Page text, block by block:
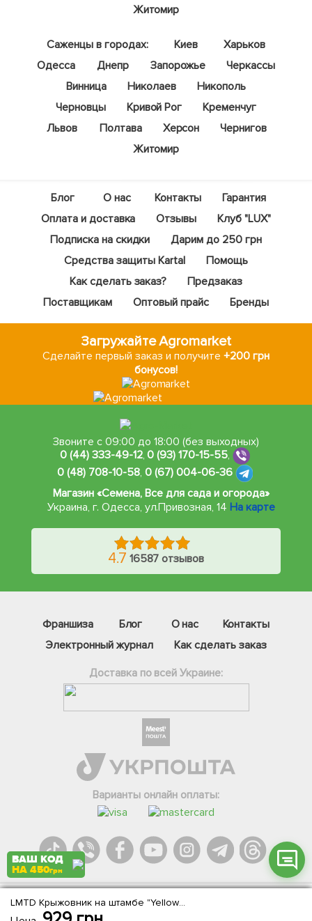
Житомир
Саженцы в городах: Киев
Харьков
Одесса
Днепр Запорожье
Черкассы
Винница
Николаев
Никополь
Черновцы
Кривой Рог
Кременчуг
Львов
Полтава Херсон
Чернигов
Житомир
Блог О нас Контакты
Гарантия
Оплата и доставка
Отзывы
Клуб "LUX"
Подписка на скидки
Дарим до 250 грн
Средства защиты Kartal
Помощь
Как сделать заказ?
Предзаказ
Поставщикам
Оптовый прайс Бренды
LMTD Крыжовник на штамбе "Yellow ball" вазон С2
Загружайте Agromarket
Сделайте первый заказ и получите +200 грн
бонусов!
Звоните с 09:00 до 18:00 (без выходных)
0 (44) 333-49-12,0 (93) 170-15-55,
0 (48) 708-10-58, 0 (67) 004-06-36
Магазин «Семена, Все для сада и огорода»
Украина, г. Одесса, ул.Привозная, 14 На карте
4.7 16587 отзывов
Франшиза Блог О нас
Контакты
Электронный журнал
Как сделать заказ
Доставка по всей Украине:
Варианты онлайн оплаты:
Agromarket.Copyright © 2013-2026. Все права защищены
Інстаграм
Онлайн чат
ВАШ КОД
НА 450грн